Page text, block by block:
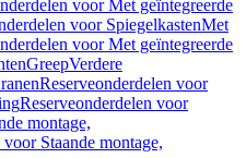
voor Met geïntegreerde
voor SpiegelkastenMet
voor Met geïntegreerde
GreepVerdere
Reserveonderdelen voor
Reserveonderdelen voor
montage,
Staande montage,